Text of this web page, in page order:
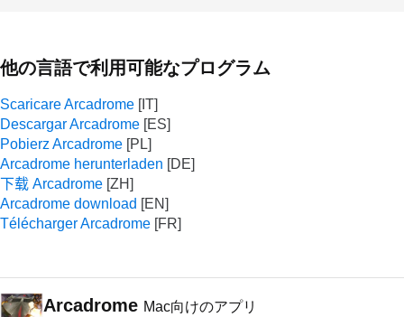
他の言語で利用可能なプログラム
Scaricare Arcadrome
Descargar Arcadrome
Pobierz Arcadrome
Arcadrome herunterladen
下载 Arcadrome
Arcadrome download
Télécharger Arcadrome
Arcadrome Mac向けのアプリ